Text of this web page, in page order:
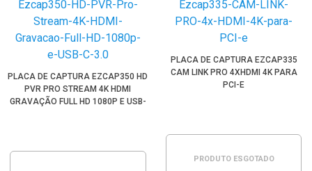
PLACA DE CAPTURA EZCAP350 HD
PVR PRO STREAM 4K HDMI
GRAVAÇÃO FULL HD 1080P E USB-
PLACA DE CAPTURA EZCAP335
CAM LINK PRO 4XHDMI 4K PARA
PCI-E
PRODUTO ESGOTADO